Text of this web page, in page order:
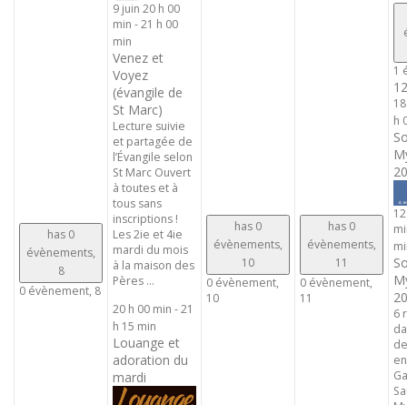
has 0
évènements,
8
0 évènement, 8
9 juin 20 h 00
min -21 h 00
min
Venez et
Voyez
(évangile de
St Marc)
Lecture suivie
et partagée de
l’Évangile selon
St Marc Ouvert
à toutes et à
tous sans
inscriptions !
Les 2ie et 4ie
mardi du mois
à la maison des
Pères ...
20 h 00 min -21
h 15 min
Louange et
adoration du
mardi
has 0
évènements,
10
0 évènement,
10
has 0
évènements,
11
0 évènement,
11
1
12
h
6